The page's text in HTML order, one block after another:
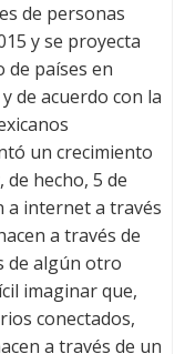
de personas
y se proyecta
de países en
de acuerdo con la
un crecimiento
de hecho, 5 de
a internet a través
a través de
de algún otro
imaginar que,
conectados,
a través de un